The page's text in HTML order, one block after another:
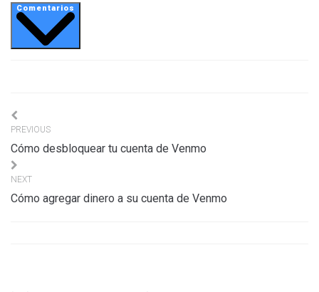
Comentarios
Navigation
de
l’article
PREVIOUS
Cómo desbloquear tu cuenta de Venmo
NEXT
Cómo agregar dinero a su cuenta de Venmo